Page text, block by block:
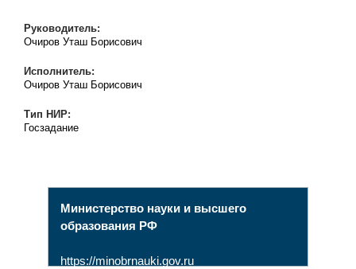
Руководитель:
Очиров Уташ Борисович
Исполнитель:
Очиров Уташ Борисович
Тип НИР:
Госзадание
Министерство науки и высшего
образования РФ
https://minobrnauki.gov.ru